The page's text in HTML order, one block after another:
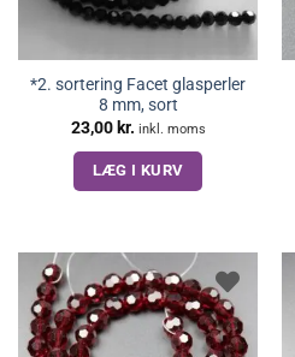
*2. sortering Facet glasperler
8 mm, sort
23,00kr. inkl. moms
LÆG I KURV